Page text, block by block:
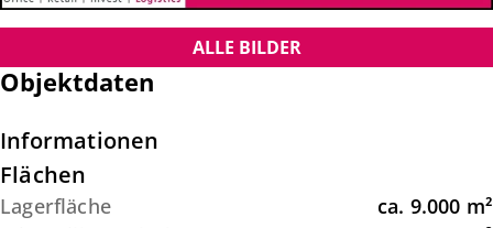
ALLE BILDER
Objektdaten
Informationen
Flächen
Lagerfläche ca. 9.000 m²